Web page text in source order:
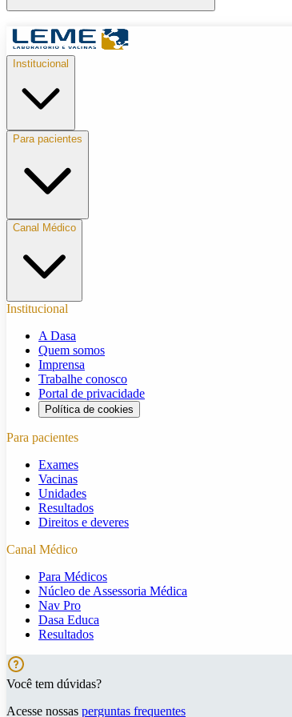
Institucional
Para pacientes
Canal Médico
Institucional
A Dasa
Quem somos
Imprensa
Trabalhe conosco
Portal de privacidade
Política de cookies
Para pacientes
Exames
Vacinas
Unidades
Resultados
Direitos e deveres
Canal Médico
Para Médicos
Núcleo de Assessoria Médica
Nav Pro
Dasa Educa
Resultados
Você tem dúvidas?
Acesse nossas perguntas frequentes